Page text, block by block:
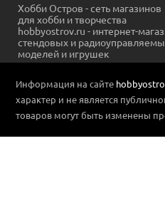
Хобби Остров - сеть магазинов
для хобби и творчества
hobbyostrov.ru - интернет-
стендовых и
моделей и игрушек
Информация на сайте
характер и не является
товаров могут быть изменены